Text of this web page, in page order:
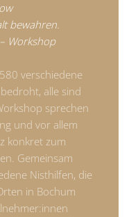
bewahren.
Workshop
verschiedene
alle sind
sprechen
und vor allem
konkret zum
Gemeinsam
Nisthilfen, die
in Bochum